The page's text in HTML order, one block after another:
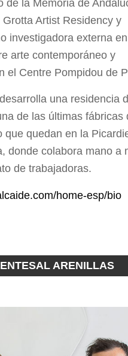
de la Memoria de
Artist Residency y
investigadora externa
arte contemporáneo y
el Centre Pompidou de
una residencia
de las últimas fábricas
que quedan en la
donde colabora mano a
de trabajadoras.
home-esp/bio
ARENILLAS